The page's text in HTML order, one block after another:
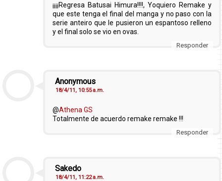
¡¡¡¡Regresa Batusai Himura!!!!, Yoquiero Remake y
que este tenga el final del manga y no paso con la
serie anteiro que le pusieron un espantoso relleno
y el final solo se vio en ovas.
Responder
Anonymous
18/4/11, 10:55 a.m.
@Athena GS
Totalmente de acuerdo remake remake !!!
Responder
Sakedo
18/4/11, 11:22 a.m.